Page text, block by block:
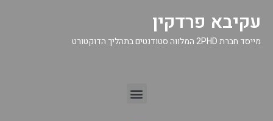
עקיבא פרדקין
מייסד חברת 2PHD המלווה סטודנטים בתהליך הדוקטורט